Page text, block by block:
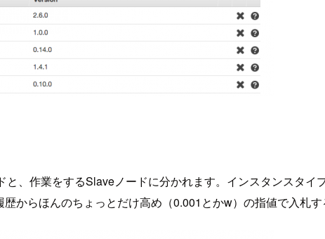
と、作業をするSlaveノードに分かれます。インスタンスタ
からほんのちょっとだけ高め（0.001とかw）の指値で入札す